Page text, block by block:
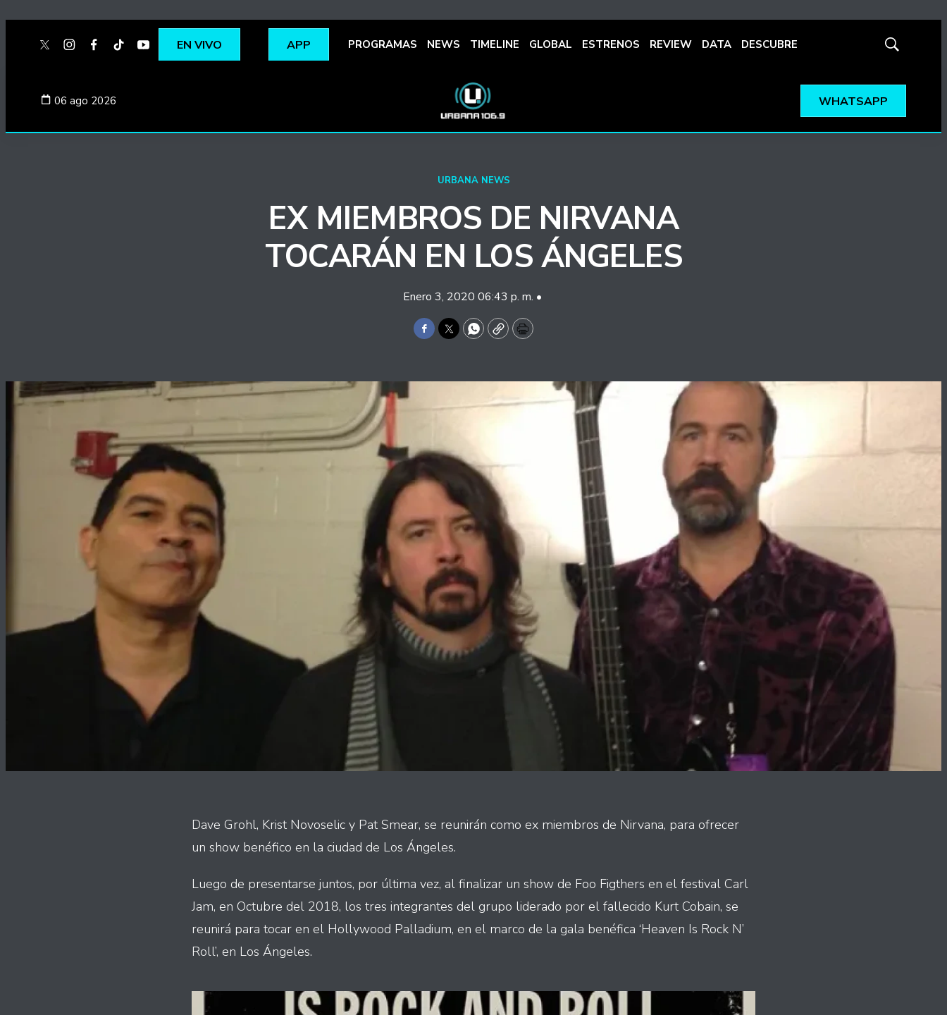
twitterinstagram
facebook
tiktokyoutubespotify
EN VIVO APP PROGRAMAS NEWS TIMELINE GLOBAL ESTRENOS REVIEW DATA DESCUBRE
Mostrar
06 ago 2026 WHATSAPP
URBANA NEWS
EX MIEMBROS DE NIRVANA
TOCARÁN EN LOS ÁNGELES
Enero 3, 2020 06:43 p. m. •
Facebook
TwitterWhatsApp
CopyPrint
Dave Grohl, Krist Novoselic y Pat Smear, se reunirán como ex miembros de Nirvana, para ofrecer
un show benéfico en la ciudad de Los Ángeles.
Luego de presentarse juntos, por última vez, al finalizar un show de Foo Figthers en el festival Carl
Jam, en Octubre del 2018, los tres integrantes del grupo liderado por el fallecido Kurt Cobain, se
reunirá para tocar en el Hollywood Palladium, en el marco de la gala benéfica ‘Heaven Is Rock N’
Roll’, en Los Ángeles.